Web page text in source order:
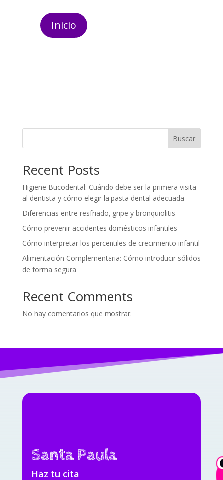
Inicio
Buscar
Recent Posts
Higiene Bucodental: Cuándo debe ser la primera visita
al dentista y cómo elegir la pasta dental adecuada
Diferencias entre resfriado, gripe y bronquiolitis
Cómo prevenir accidentes domésticos infantiles
Cómo interpretar los percentiles de crecimiento infantil
Alimentación Complementaria: Cómo introducir sólidos
de forma segura
Recent Comments
No hay comentarios que mostrar.
Santa Paula
Haz tu cita